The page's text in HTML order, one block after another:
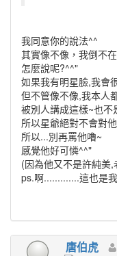
我同意你的說法^^
其實像不像，我倒不
怎麼說呢?^^"
如果我有明星臉,我會
但不管像不像,我本人
被別人講成這樣~也不
所以星爺絕對不會對
所以...別再罵他嚕~
感覺他好可憐^^"
(因為他又不是許純美
ps.啊.............這也是
唐伯虎